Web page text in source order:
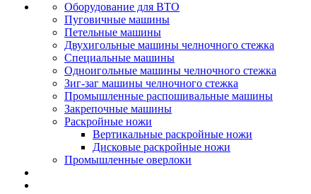
Оборудование для ВТО
Пуговичные машины
Петельные машины
Двухигольные машины челночного стежка
Специальные машины
Одноигольные машины челночного стежка
Зиг-заг машины челночного стежка
Промышленные распошивальные машины
Закрепочные машины
Раскройные ножи
Вертикальные раскройные ножи
Дисковые раскройные ножи
Промышленные оверлоки